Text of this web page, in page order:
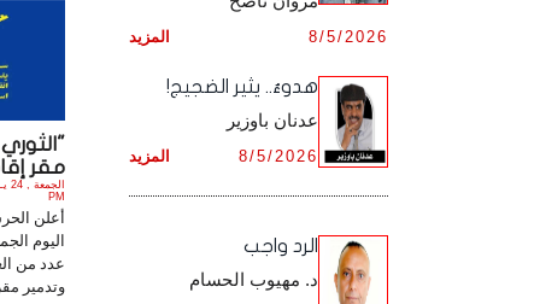
"الثوري
مقر
PM
أعلن
اليوم
عدد من
وتدمير مقر
أرشيف شهر ديـسـمـبـر ,
أرشيف شهر نـوفـمـبـر ,
أرشيف شهر ديـسـمـبـر ,
المزيد 8/5/2026
هدوءٌ.. يثير الضجيج!
عدنان باوزير
المزيد 8/5/2026
الرد واجب
د. مهيوب الحسام